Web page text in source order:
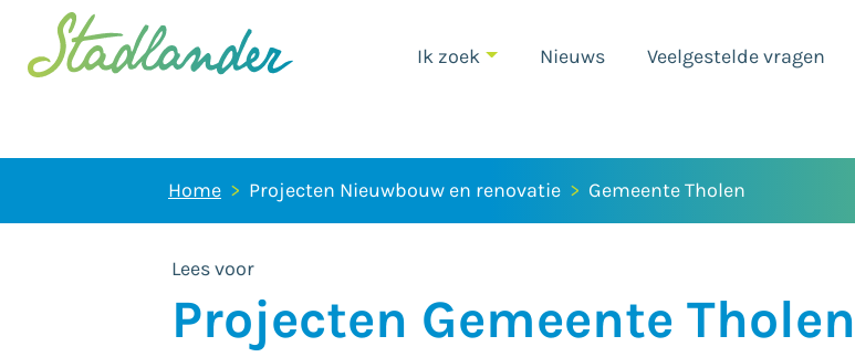
Ik zoek Nieuws Veelgestelde vragen
Home Projecten Nieuwbouw en renovatie Gemeente Tholen
Lees voor
Projecten Gemeente Tholen